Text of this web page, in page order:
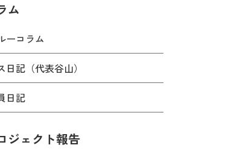
ム
ーコラム
日記（代表谷山）
日記
ジェクト報告